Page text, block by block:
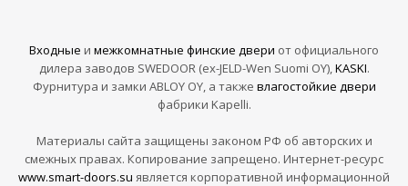
Входные и межкомнатные финские двери от официального
дилера заводов SWEDOOR (ex-JELD-Wen Suomi OY),KASKI.
Фурнитура и замки ABLOY OY, а также влагостойкие двери
фабрики Kapelli.
Материалы сайта защищены законом РФ об авторских и
смежных правах. Копирование запрещено. Интернет-ресурс
www.smart-doors.su является корпоративной информационной